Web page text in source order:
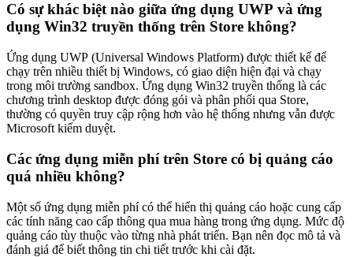
Có sự khác biệt nào giữa ứng dụng UWP và ứng
dụng Win32 truyền thống trên Store không?
Ứng dụng UWP (Universal Windows Platform) được thiết kế để
chạy trên nhiều thiết bị Windows, có giao diện hiện đại và chạy
trong môi trường sandbox. Ứng dụng Win32 truyền thống là các
chương trình desktop được đóng gói và phân phối qua Store,
thường có quyền truy cập rộng hơn vào hệ thống nhưng vẫn được
Microsoft kiểm duyệt.
Các ứng dụng miễn phí trên Store có bị quảng cáo
quá nhiều không?
Một số ứng dụng miễn phí có thể hiển thị quảng cáo hoặc cung cấp
các tính năng cao cấp thông qua mua hàng trong ứng dụng. Mức độ
quảng cáo tùy thuộc vào từng nhà phát triển. Bạn nên đọc mô tả và
đánh giá để biết thông tin chi tiết trước khi cài đặt.